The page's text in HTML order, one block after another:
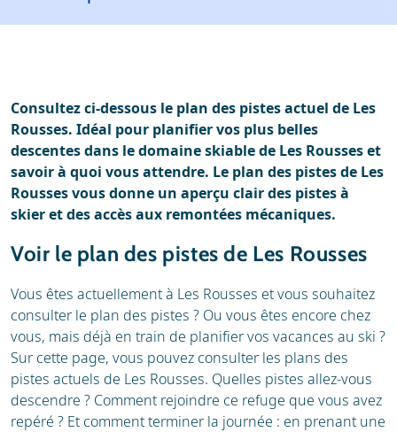
Location
Location de ski
Consultez ci-dessous le plan des pistes actuel de Les
Rousses. Idéal pour planifier vos plus belles
descentes dans le domaine skiable de Les Rousses et
savoir à quoi vous attendre. Le plan des pistes de Les
Rousses vous donne un aperçu clair des pistes à
skier et des accès aux remontées mécaniques.
Voir le plan des pistes de Les Rousses
Vous êtes actuellement à Les Rousses et vous souhaitez
consulter le plan des pistes ? Ou vous êtes encore chez
vous, mais déjà en train de planifier vos vacances au ski ?
Sur cette page, vous pouvez consulter les plans des
pistes actuels de Les Rousses. Quelles pistes allez-vous
descendre ? Comment rejoindre ce refuge que vous avez
repéré ? Et comment terminer la journée : en prenant une